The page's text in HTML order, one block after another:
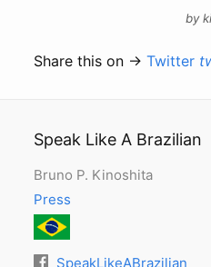
by
Share this on →Twitter
Speak Like A Brazilian
Bruno P. Kinoshita
Press
SpeakLikeABrazilian